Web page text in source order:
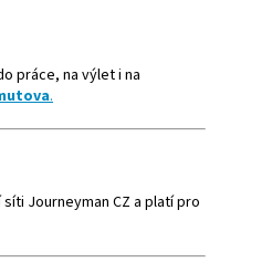
práce, na výlet i na
.
Journeyman CZ a platí pro